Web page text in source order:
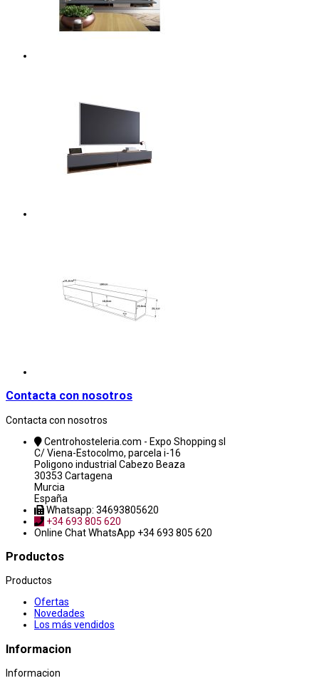
Contacta con nosotros
Contacta con nosotros
Centrohosteleria.com - Expo Shopping sl
C/ Viena-Estocolmo, parcela i-16
Poligono industrial Cabezo Beaza
30353 Cartagena
Murcia
España
Whatsapp: 34693805620
+34 693 805 620
Online ChatWhatsApp +34 693 805 620
Productos
Productos
Ofertas
Novedades
Los más vendidos
Informacion
Informacion